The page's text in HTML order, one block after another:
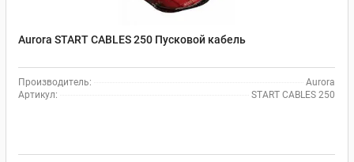
Aurora START CABLES 250 Пусковой кабель
Производитель:
Aurora
Артикул:
START CABLES 250